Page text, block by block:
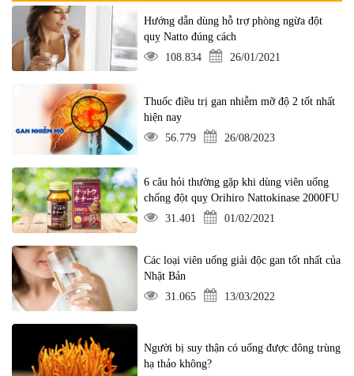
Hướng dẫn dùng hỗ trợ phòng ngừa đột
quỵ Natto đúng cách
108.834
26/01/2021
Thuốc điều trị gan nhiễm mỡ độ 2 tốt nhất
hiện nay
56.779
26/08/2023
6 câu hỏi thường gặp khi dùng viên uống
chống đột quỵ Orihiro Nattokinase 2000FU
31.401
01/02/2021
Các loại viên uống giải độc gan tốt nhất của
Nhật Bản
31.065
13/03/2022
Người bị suy thận có uống được đông trùng
hạ thảo không?